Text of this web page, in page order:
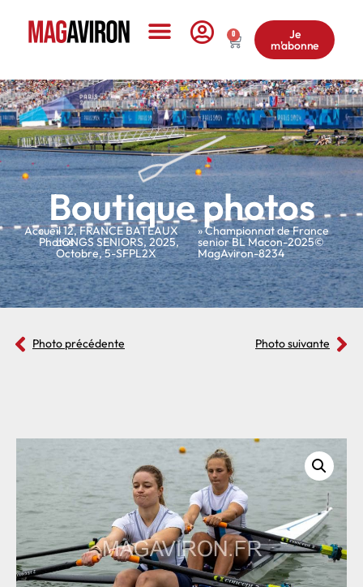
0 Je
m'abonne
Boutique photos
Accueil
»
Photos
»12,FRANCE BATEAUX
LONGS SENIORS,2025,
Octobre,5-SFPL2X
» Championnat de France
senior BL Macon-2025©
MagAviron-8234
Photo précédente Photo suivante